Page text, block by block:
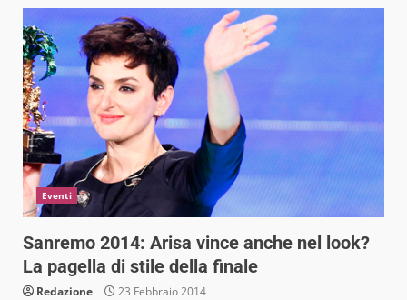
Eventi
Sanremo 2014: Arisa vince anche nel look?
La pagella di stile della finale
Redazione 23 Febbraio 2014